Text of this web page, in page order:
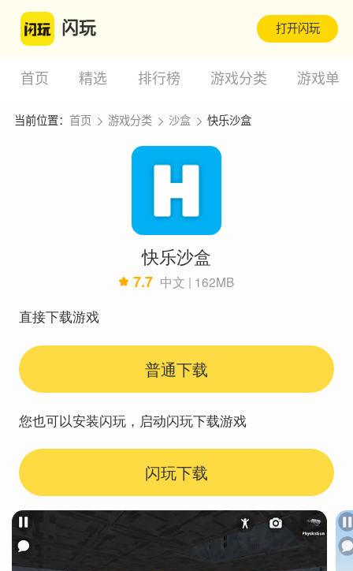
闪玩 打开闪玩
首页 精选 排行榜 游戏分类 游戏单
当前位置： 首页 游戏分类 沙盒 快乐沙盒
快乐沙盒
7.7 中文 | 162MB
直接下载游戏
普通下载
您也可以安装闪玩，启动闪玩下载游戏
闪玩下载